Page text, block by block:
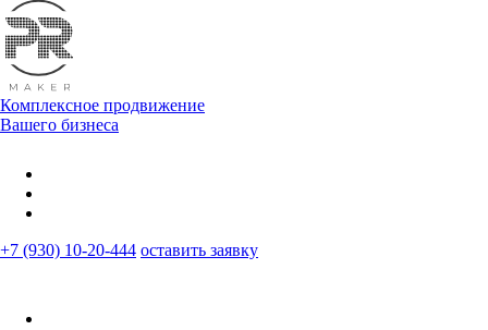
Комплексное продвижение
Вашего бизнеса
+7 (930) 10-20-444 оставить заявку